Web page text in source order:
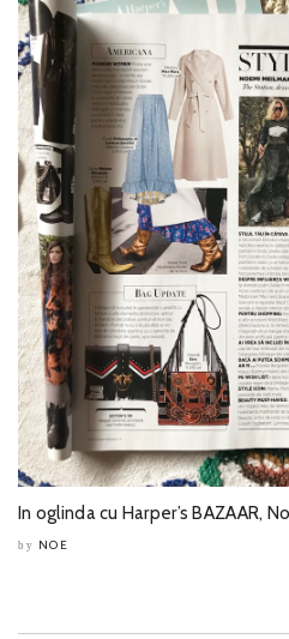
In oglinda cu Harper’s BAZAAR,
by NOE